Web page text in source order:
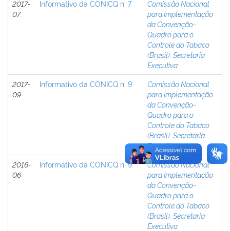
2017-
07
Informativo da CONICQ n. 7
Comissão Nacional
para Implementação
da Convenção-
Quadro para o
Controle do Tabaco
(Brasil). Secretaria
Executiva
2017-
09
Informativo da CONICQ n. 9
Comissão Nacional
para Implementação
da Convenção-
Quadro para o
Controle do Tabaco
(Brasil). Secretaria
Executiva
2016-
06
Informativo da CONICQ n. 9
Comissão Nacional
para Implementação
da Convenção-
Quadro para o
Controle do Tabaco
(Brasil). Secretaria
Executiva